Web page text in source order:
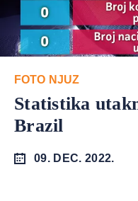
FOTO NJUZ
Statistika
Brazil
09. DEC. 2022.